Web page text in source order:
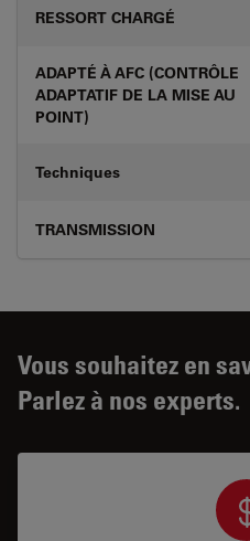
RESSORT CHARGÉ
ADAPTÉ À AFC (CONTRÔLE
ADAPTATIF DE LA MISE AU
POINT)
Techniques
TRANSMISSION
Vous souhaitez en
Parlez à nos experts.